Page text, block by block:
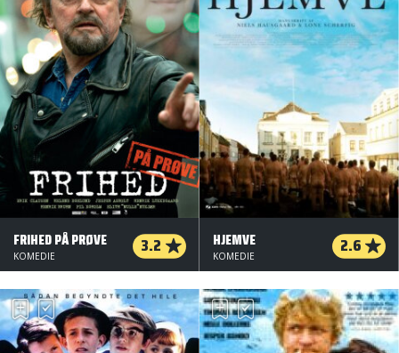
FRIHED PÅ PRØVE 3.2
KOMEDIE
HJEMVE 2.6
KOMEDIE